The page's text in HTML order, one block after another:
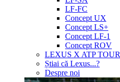
LF-FC
Concept UX
Concept LS+
Concept LF-1
Concept ROV
LEXUS X ATP TOUR
Știai că Lexus...?
Despre noi